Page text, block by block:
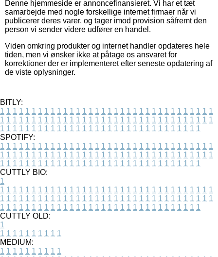
Denne hjemmeside er annoncefinansieret. Vi har et tæt
samarbejde med nogle forskellige internet firmaer når vi
publicerer deres varer, og tager imod provision såfremt den
person vi sender videre udfører en handel.
Viden omkring produkter og internet handler opdateres hele
tiden, men vi ønsker ikke at påtage os ansvaret for
korrektioner der er implementeret efter seneste opdatering af
de viste oplysninger.
BITLY:
1 1 1 1 1 1 1 1 1 1 1 1 1 1 1 1 1 1 1 1 1 1 1 1 1 1 1 1 1 1 1 1 1 1
1 1 1 1 1 1 1 1 1 1 1 1 1 1 1 1 1 1 1 1 1 1 1 1 1 1 1 1 1 1 1 1 1 1
1 1 1 1 1 1 1 1 1 1 1 1 1 1 1 1 1 1 1 1 1 1 1 1 1 1 1 1 1 1 1 1
SPOTIFY:
1 1 1 1 1 1 1 1 1 1 1 1 1 1 1 1 1 1 1 1 1 1 1 1 1 1 1 1 1 1 1 1 1 1
1 1 1 1 1 1 1 1 1 1 1 1 1 1 1 1 1 1 1 1 1 1 1 1 1 1 1 1 1 1 1 1 1 1
1 1 1 1 1 1 1 1 1 1 1 1 1 1 1 1 1 1 1 1 1 1 1 1 1 1 1 1 1 1 1 1
CUTTLY BIO:
1
1 1 1 1 1 1 1 1 1 1 1 1 1 1 1 1 1 1 1 1 1 1 1 1 1 1 1 1 1 1 1 1 1 1
1 1 1 1 1 1 1 1 1 1 1 1 1 1 1 1 1 1 1 1 1 1 1 1 1 1 1 1 1 1 1 1 1 1
1 1 1 1 1 1 1 1 1 1 1 1 1 1 1 1 1 1 1 1 1 1 1 1 1 1 1 1 1 1 1 1
CUTTLY OLD:
1
1 1 1 1 1 1 1 1 1 1
MEDIUM:
1 1 1 1 1 1 1 1 1 1